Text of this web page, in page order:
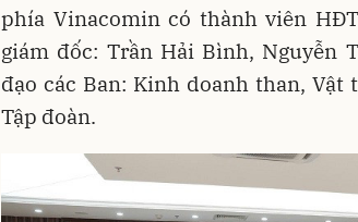
phía Vinacomin có thành viên
giám đốc: Trần Hải Bình, Nguyễn
đạo các Ban: Kinh doanh than, Vật
Tập đoàn.